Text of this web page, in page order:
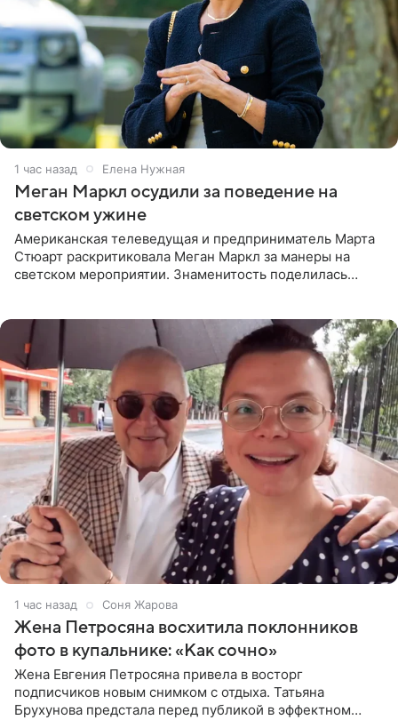
1 час назад Елена Нужная
Меган Маркл осудили за поведение на
светском ужине
Американская телеведущая и предприниматель Марта
Стюарт раскритиковала Меган Маркл за манеры на
светском мероприятии. Знаменитость поделилась
1 час назад Соня Жарова
Жена Петросяна восхитила поклонников
фото в купальнике: «Как сочно»
Жена Евгения Петросяна привела в восторг
подписчиков новым снимком с отдыха. Татьяна
Брухунова предстала перед публикой в эффектном